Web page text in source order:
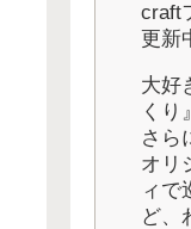
craft
更新
大好
くり
さら
オリ
ィで
ど、